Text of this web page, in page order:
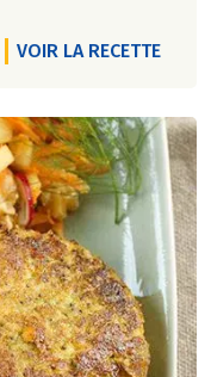
VOIR LA RECETTE